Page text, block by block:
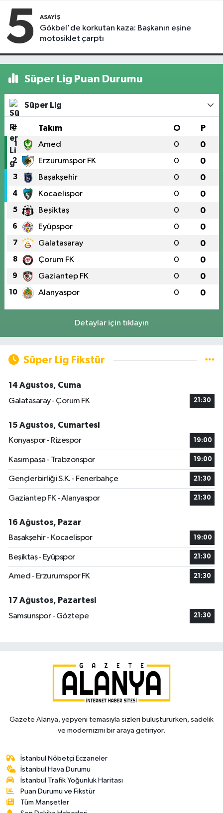
5 ASAYIŞ
Gökbel'de korkutan kaza: Başkanın eşine
motosiklet çarptı
Süper Lig Puan Durumu
Süper Lig
# Takım O P
1 Amed 0 0
2 Erzurumspor FK 0 0
3 Başakşehir 0 0
4 Kocaelispor 0 0
5 Beşiktaş 0 0
6 Eyüpspor 0 0
7 Galatasaray 0 0
8 Çorum FK 0 0
9 Gaziantep FK 0 0
10 Alanyaspor 0 0
Detaylar için tıklayın
Süper Lig Fikstür
14 Ağustos, Cuma
Galatasaray - Çorum FK
21:30
15 Ağustos, Cumartesi
Konyaspor - Rizespor
19:00
Kasımpaşa - Trabzonspor 19:00
Gençlerbirliği S.K. - Fenerbahçe 21:30
Gaziantep FK - Alanyaspor 21:30
16 Ağustos, Pazar
Başakşehir - Kocaelispor
19:00
Beşiktaş - Eyüpspor 21:30
Amed - Erzurumspor FK 21:30
17 Ağustos, Pazartesi
Samsunspor - Göztepe
21:30
Gazete Alanya, yepyeni temasıyla sizleri buluştururken, sadelik
ve modernizmi bir araya getiriyor.
İstanbul Nöbetçi Eczaneler
İstanbul Hava Durumu
İstanbul Trafik Yoğunluk Haritası
Puan Durumu ve Fikstür
Tüm Manşetler